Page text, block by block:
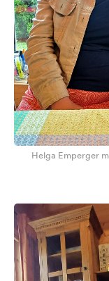
Helga Emperger